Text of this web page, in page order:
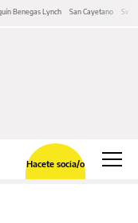
Benegas Lynch San Cayetano
Hacete socia/o